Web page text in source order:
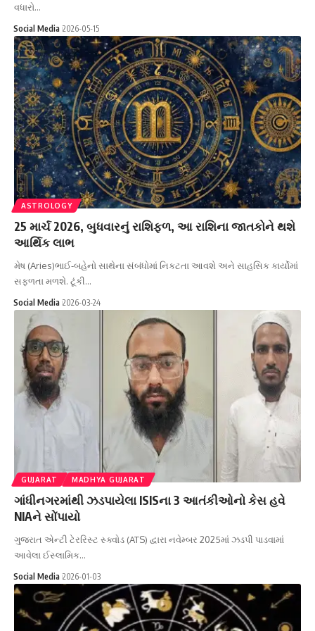
વધારો…
Social Media 2026-05-15
ASTROLOGY
25 માર્ચ 2026, બુધવારનું રાશિફળ, આ રાશિના જાતકોને થશે
આર્થિક લાભ
મેષ (Aries)​ભાઈ-બહેનો સાથેના સંબંધોમાં નિકટતા આવશે અને સાહસિક કાર્યોમાં
સફળતા મળશે. ટૂંકી…
Social Media 2026-03-24
GUJARAT MADHYA GUJARAT
ગાંધીનગરમાંથી ઝડપાયેલા ISISના 3 આતંકીઓનો કેસ હવે
NIAને સોંપાયો
ગુજરાત એન્ટી ટેરરિસ્ટ સ્ક્વોડ (ATS) દ્વારા નવેમ્બર 2025માં ઝડપી પાડવામાં
આવેલા ઈસ્લામિક…
Social Media 2026-01-03